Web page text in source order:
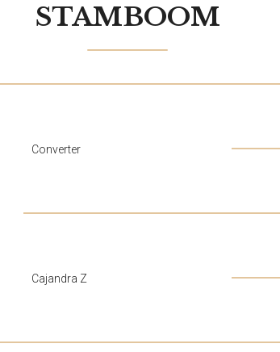
STAMBOOM
Converter
Cajandra Z